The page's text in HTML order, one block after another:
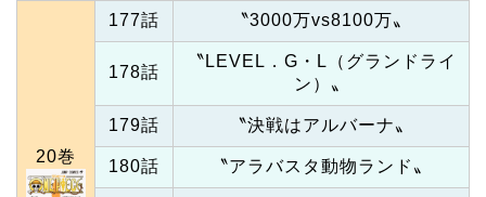
20巻
177話 〝3000万vs8100万〟
178話
〝LEVEL．G・L（グランドライ
ン）〟
179話 〝決戦はアルバーナ〟
180話 〝アラバスタ動物ランド〟